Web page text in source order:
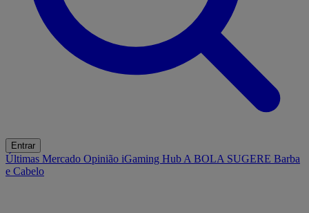
Entrar
Últimas Mercado Opinião iGaming Hub A BOLA SUGERE Barba
e Cabelo